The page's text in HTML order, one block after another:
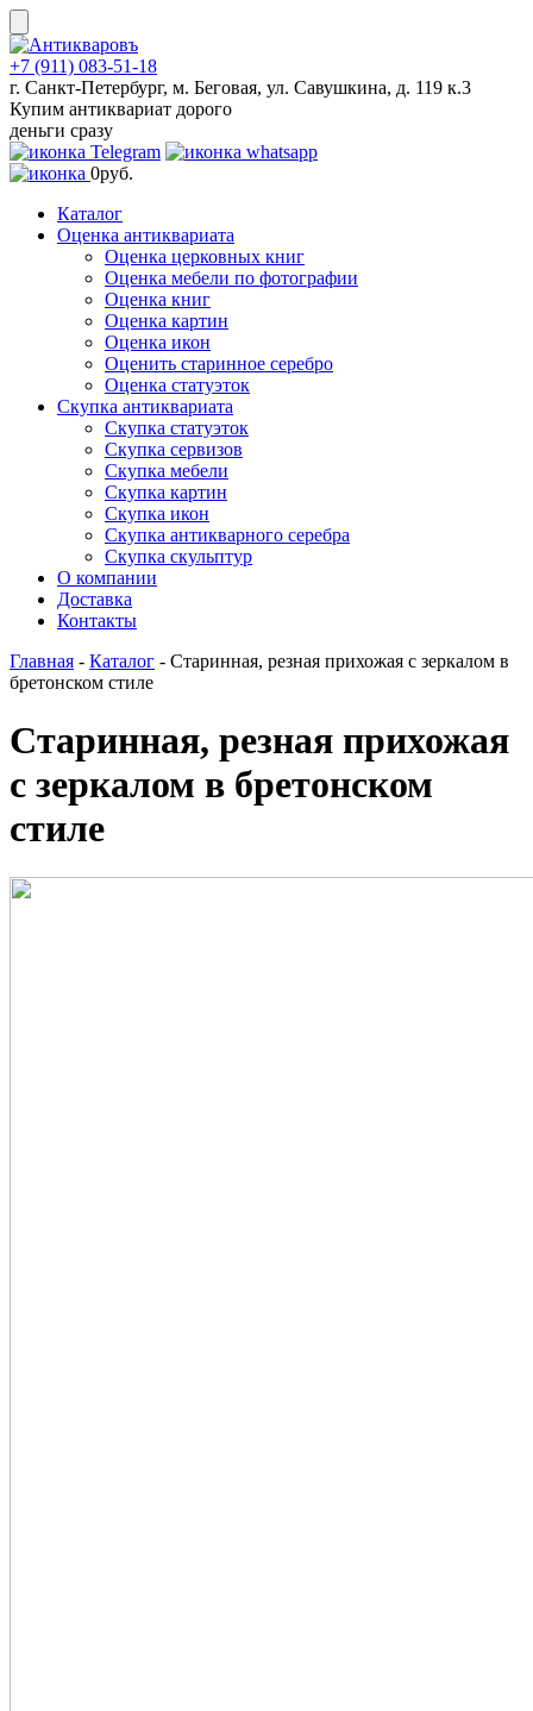
Skip
to
content
+7 (911) 083-51-18
г. Санкт-Петербург, м. Беговая, ул. Савушкина, д. 119 к.3
Купим антиквариат дорого
деньги сразу
0руб.
Каталог
Оценка антиквариата
Оценка церковных книг
Оценка мебели по фотографии
Оценка книг
Оценка картин
Оценка икон
Оценить старинное серебро
Оценка статуэток
Скупка антиквариата
Скупка статуэток
Скупка сервизов
Скупка мебели
Скупка картин
Скупка икон
Скупка антикварного серебра
Скупка скульптур
О компании
Доставка
Контакты
Главная - Каталог - Старинная, резная прихожая с зеркалом в
бретонском стиле
Старинная, резная прихожая
с зеркалом в бретонском
стиле